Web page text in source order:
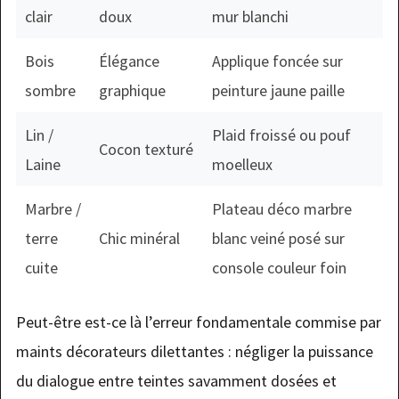
clair
doux
mur blanchi
Bois
sombre
Élégance
graphique
Applique foncée sur
peinture jaune paille
Lin /
Laine
Cocon texturé
Plaid froissé ou pouf
moelleux
Marbre /
terre
cuite
Chic minéral
Plateau déco marbre
blanc veiné posé sur
console couleur foin
Peut-être est-ce là l’erreur fondamentale commise par
maints décorateurs dilettantes : négliger la puissance
du dialogue entre teintes savamment dosées et